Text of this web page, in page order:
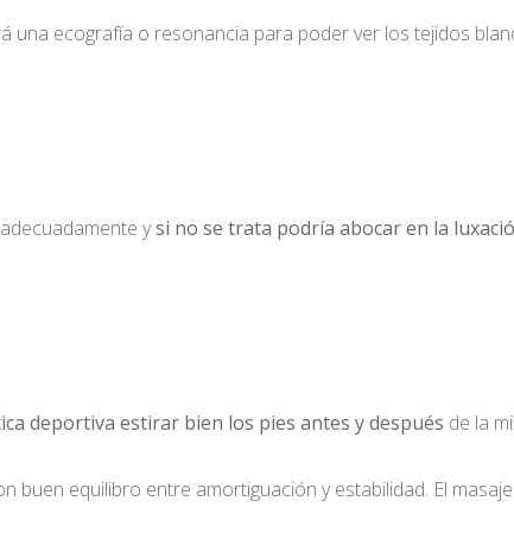
una ecografía o resonancia para poder ver los tejidos
ysi no se trata podría abocar en la
deportiva estirar bien los pies antes y después de la
buen equilibro entre amortiguación y estabilidad. El